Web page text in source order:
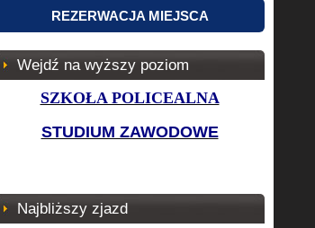
REZERWACJA MIEJSCA
Wejdź na wyższy poziom
SZKOŁA POLICEALNA
STUDIUM ZAWODOWE
Najbliższy zjazd